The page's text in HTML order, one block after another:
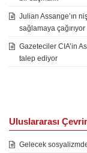
Julian Assange’ın
sağlamaya çağırıyor
Gazeteciler CIA’in
talep ediyor
Uluslararası
Gelecek